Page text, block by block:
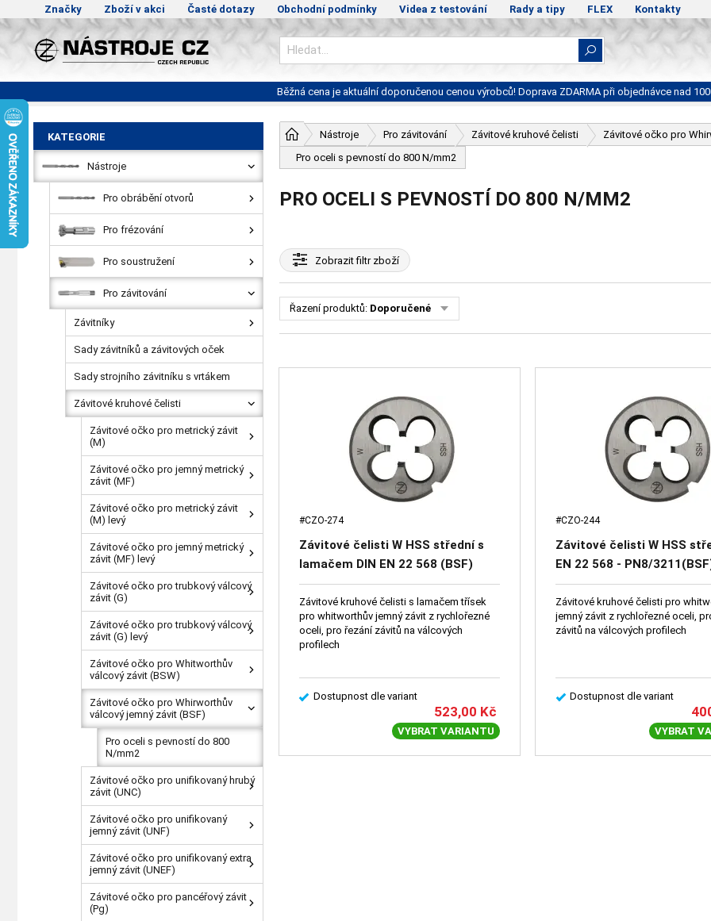
Značky Zboží v akci Časté dotazy Obchodní podmínky Videa z testování Rady a tipy FLEX Kontakty
Běžná cena je aktuální doporučenou cenou výrobců! Doprava ZDARMA při objednávce nad
Nástroje Pro závitování Závitové kruhové čelisti
Závitové očko pro
Pro oceli s pevností do 800 N/mm2
PRO OCELI S PEVNOSTÍ DO 800 N/MM2
Zobrazitfiltr zboží
Řazení produktů: Doporučené
#CZO-274
Závitové čelisti W HSS střední s
lamačem DIN EN 22 568 (BSF)
Závitové kruhové čelisti s lamačem třísek
pro whitworthův jemný závit z rychlořezné
oceli, pro řezání závitů na válcových
profilech
Dostupnost dle variant
523,00 Kč
VYBRAT VARIANTU
#CZO-244
Závitové čelisti W HSS
EN 22 568 - PN8/
Závitové kruhové čelisti pro
jemný závit z rychlořezné oceli,
závitů na válcových profilech
Dostupnost dle variant
VYBRAT
KATEGORIE
Nástroje
Pro obrábění otvorů
Pro frézování
Pro soustružení
Pro závitování
Závitníky
Sady závitníků a závitových oček
Sady strojního závitníku s vrtákem
Závitové kruhové čelisti
Závitové očko pro metrický závit
(M)
Závitové očko pro jemný metrický
závit (MF)
Závitové očko pro metrický závit
(M) levý
Závitové očko pro jemný metrický
závit (MF) levý
Závitové očko pro trubkový válcový
závit (G)
Závitové očko pro trubkový válcový
závit (G) levý
Závitové očko pro Whitworthův
válcový závit (BSW)
Závitové očko pro Whirworthův
válcový jemný závit (BSF)
Pro oceli s pevností do 800
N/mm2
Závitové očko pro unifikovaný hrubý
závit (UNC)
Závitové očko pro unifikovaný
jemný závit (UNF)
Závitové očko pro unifikovaný extra
jemný závit (UNEF)
Závitové očko pro pancéřový závit
(Pg)